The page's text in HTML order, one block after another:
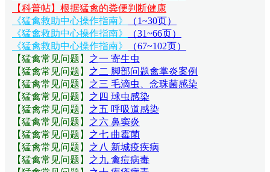
【科普帖】根据猛禽的粪便判断健康
《猛禽救助中心操作指南》
（1~30页）
《猛禽救助中心操作指南》
（31~66页）
《猛禽救助中心操作指南》
（67~102页）
【猛禽常见问题 】 之一 寄生虫
【猛禽常见问题 】 之二 脚部问题禽掌炎案例
【猛禽常见问题 】 之三 毛滴虫、念珠菌感染
【猛禽常见问题 】 之四 球虫感染
【猛禽常见问题 】 之五 呼吸道感染
【猛禽常见问题 】 之六 鼻窦炎
【猛禽常见问题 】 之七 曲霉菌
【猛禽常见问题 】 之八 新城疫疾病
【猛禽常见问题 】 之九 禽痘病毒